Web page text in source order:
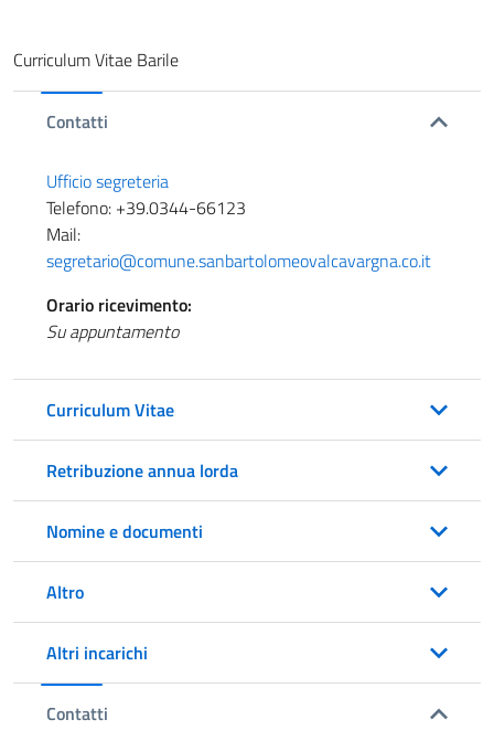
Curriculum Vitae Barile
Contatti
Ufficio segreteria
Telefono: +39.0344-66123
Mail:
segretario@comune.sanbartolomeovalcavargna.co.it
Orario ricevimento:
Su appuntamento
Curriculum Vitae
Retribuzione annua lorda
Nomine e documenti
Altro
Altri incarichi
Contatti